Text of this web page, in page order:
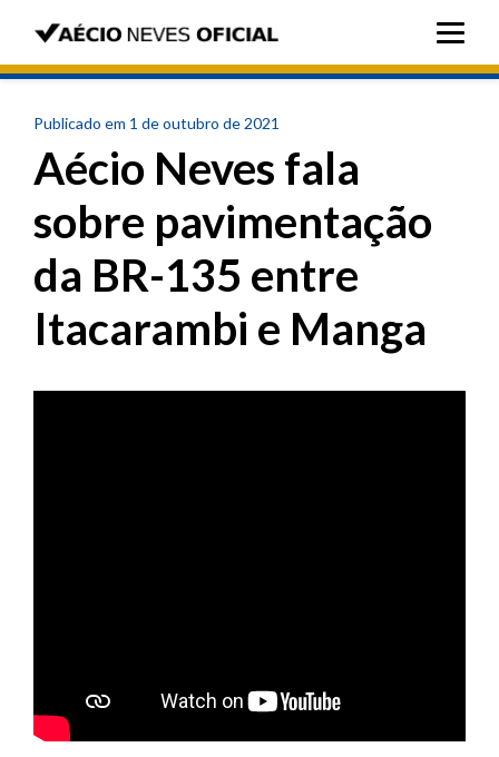
Publicado em 1 de outubro de 2021
Aécio Neves fala
sobre pavimentação
da BR-135 entre
Itacarambi e Manga